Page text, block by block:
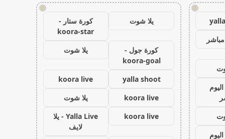
!
!
يلا شوت
كورة ستار -
koora-star
كورة جول -
koora-goal
يلا شوت
yalla shoot
koora live
koora live
يلا شوت
koora live
Yalla Live - يلا
لايف